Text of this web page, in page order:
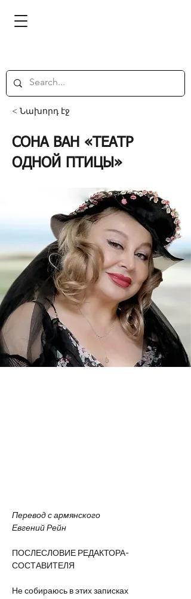
< Նախորդ էջ
СОНА ВАН «ТЕАТР
ОДНОЙ ПТИЦЫ»
Перевод с армянского
Евгений Рейн
ПОСЛЕСЛОВИЕ РЕДАКТОРА-
СОСТАВИТЕЛЯ
Не собираюсь в этих записках